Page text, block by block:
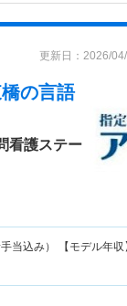
更新日：2026/
の言語
看護ステー
当込み） 【モデル年収